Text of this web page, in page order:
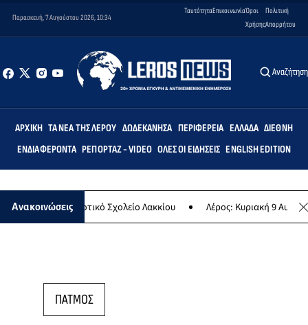
Παρασκευή, 7 Αυγούστου 2026, 10:34
ΤαυτότηταΕπικοινωνίαΌροι
Χρήσης
Πολιτική
Απορρήτου
Αναζήτηση
ΑΡΧΙΚΉ ΤΑ ΝΈΑ ΤΗΣ ΛΈΡΟΥ ΔΩΔΕΚΆΝΗΣΑ ΠΕΡΙΦΈΡΕΙΑ ΕΛΛΆΔΑ ΔΙΕΘΝΉ
ΕΝΔΙΑΦΈΡΟΝΤΑ ΡΕΠΟΡΤΆΖ - VIDEO ΌΛΕΣ ΟΙ ΕΙΔΉΣΕΙΣ ENGLISH EDITION
Ανακοινώσεις
στο Δημοτικό Σχολείο Λακκίου Λέρος: Κυριακή 9
ΠΑΤΜΟΣ